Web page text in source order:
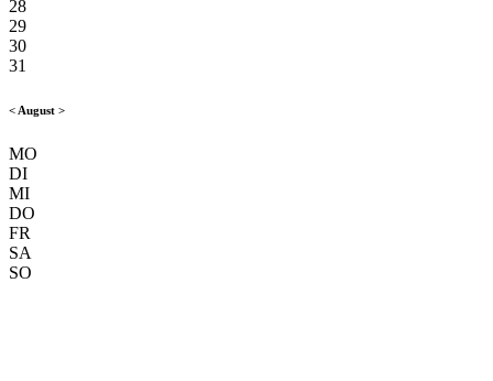
28
29
30
31
< August >
MO
DI
MI
DO
FR
SA
SO